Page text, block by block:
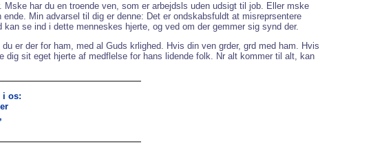
har du en troende ven, som er arbejdsls uden udsigt til job. Eller mske
Min advarsel til dig er denne: Det er ondskabsfuldt at misreprsentere
se ind i dette menneskes hjerte, og ved om der gemmer sig synd der.
er der for ham, med al Guds krlighed. Hvis din ven grder, grd med ham. Hvis
dig sit eget hjerte af medflelse for hans lidende folk. Nr alt kommer til alt, kan
i os: